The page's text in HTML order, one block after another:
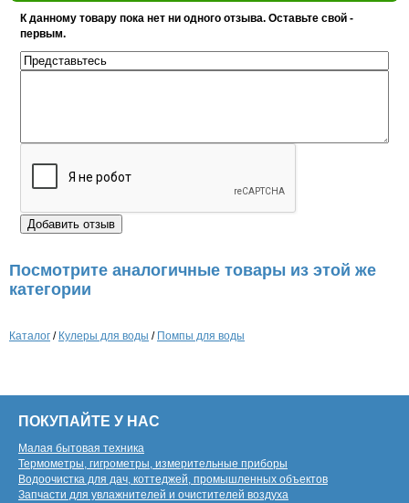
К данному товару пока нет ни одного отзыва. Оставьте свой -
первым.
Посмотрите аналогичные товары из этой же
категории
Каталог / Кулеры для воды / Помпы для воды
ПОКУПАЙТЕ У НАС
Малая бытовая техника
Термометры, гигрометры, измерительные приборы
Водоочистка для дач, коттеджей, промышленных объектов
Запчасти для увлажнителей и очистителей воздуха